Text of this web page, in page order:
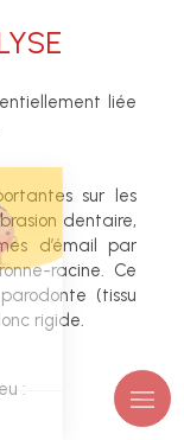
liée
sur les
dentaire,
d’émail par
racine. Ce
(tissu
rigide.
: